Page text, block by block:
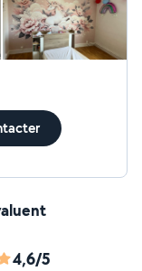
des
garder votre animal également A bientôt Monique
4,6/5